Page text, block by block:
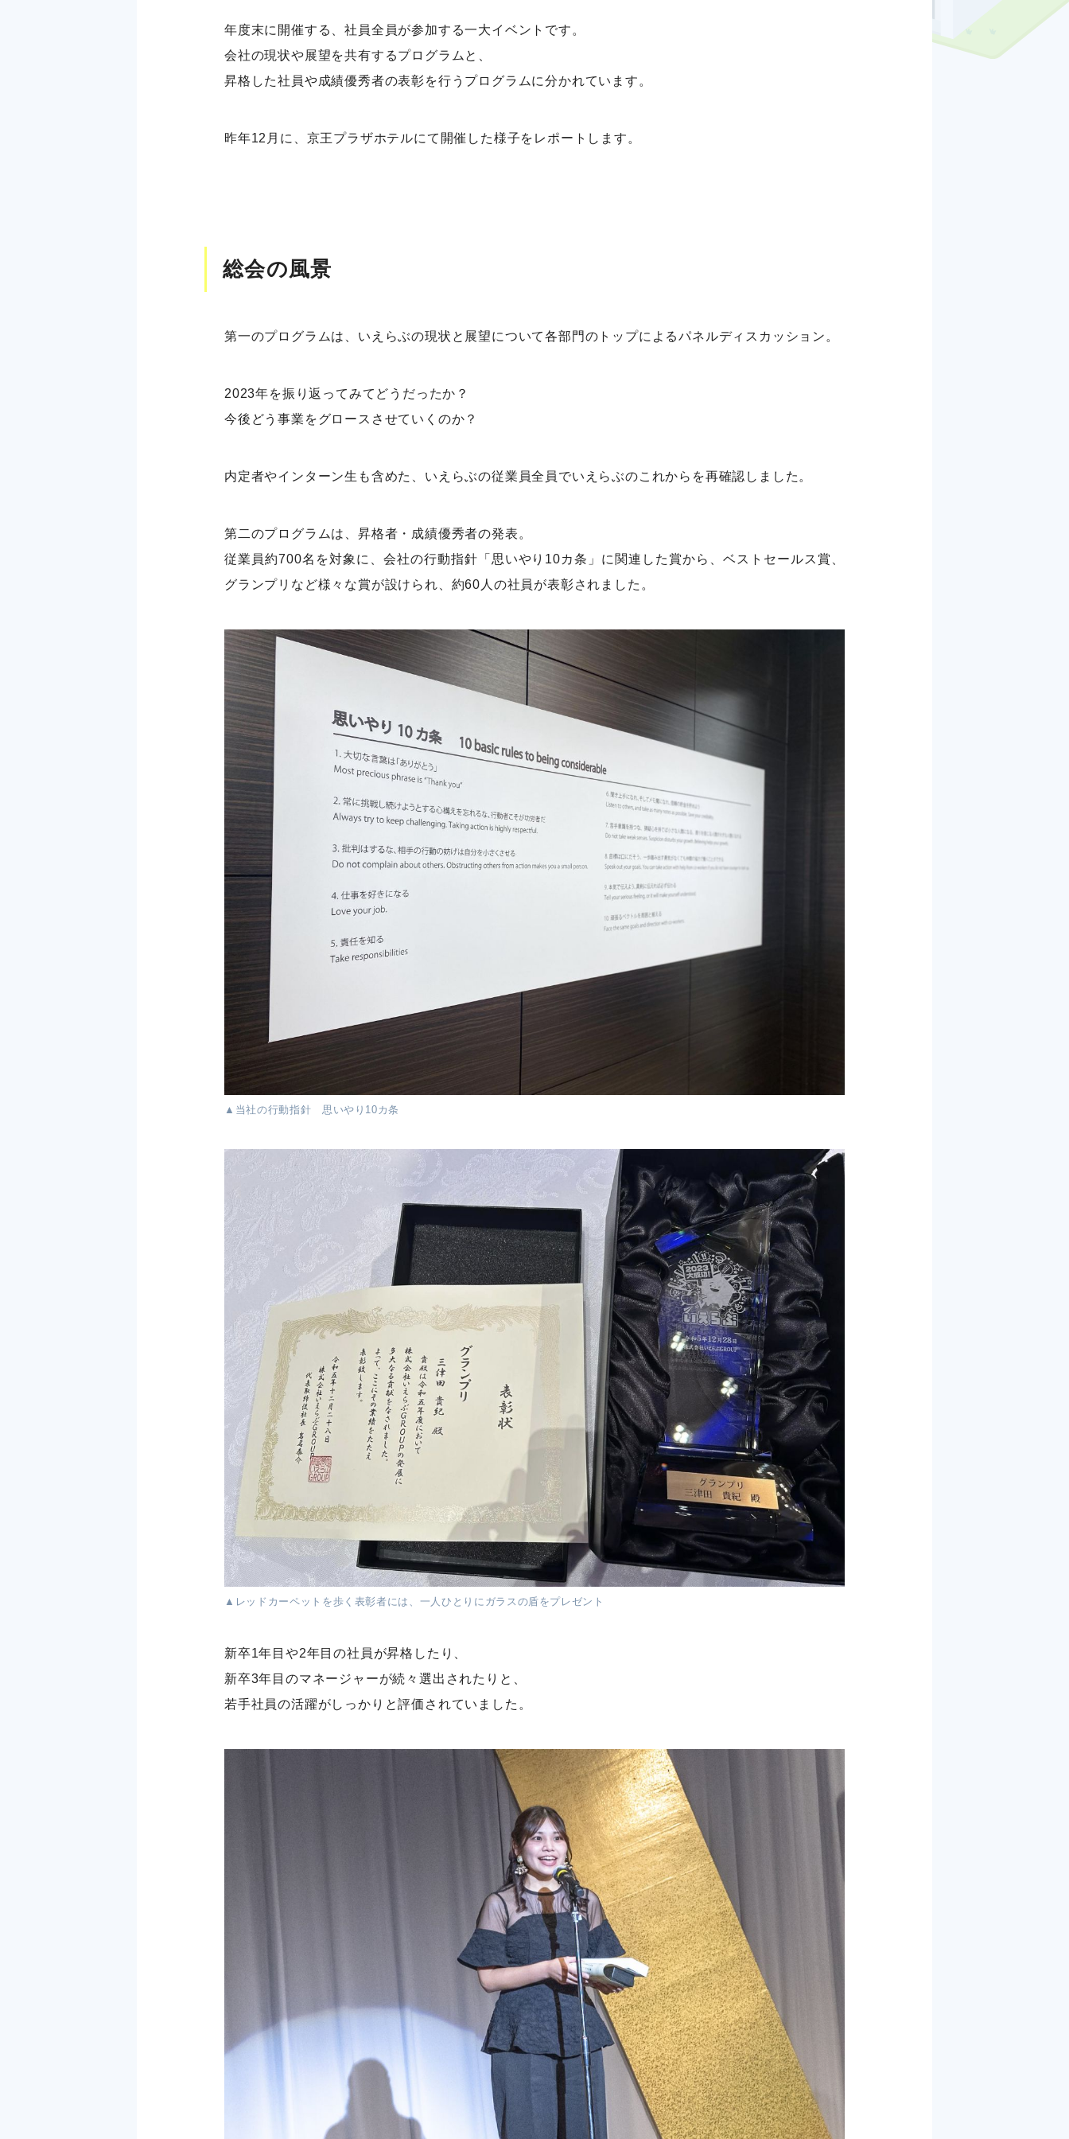
年度末に開催する、社員全員が参加する一大イベントです。
会社の現状や展望を共有するプログラムと、
昇格した社員や成績優秀者の表彰を行うプログラムに分かれています。
昨年12月に、京王プラザホテルにて開催した様子をレポートします。
総会の風景
第一のプログラムは、いえらぶの現状と展望について各部門のトップによるパネルディスカッション。
2023年を振り返ってみてどうだったか？
今後どう事業をグロースさせていくのか？
内定者やインターン生も含めた、いえらぶの従業員全員でいえらぶのこれからを再確認しました。
第二のプログラムは、昇格者・成績優秀者の発表。
従業員約700名を対象に、会社の行動指針「思いやり10カ条」に関連した賞から、ベストセールス賞、
グランプリなど様々な賞が設けられ、約60人の社員が表彰されました。
▲当社の行動指針 思いやり10カ条
▲レッドカーペットを歩く表彰者には、一人ひとりにガラスの盾をプレゼント
新卒1年目や2年目の社員が昇格したり、
新卒3年目のマネージャーが続々選出されたりと、
若手社員の活躍がしっかりと評価されていました。